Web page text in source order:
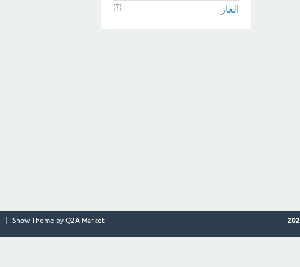
الغاز (7)
Snow Theme by Q2A Market